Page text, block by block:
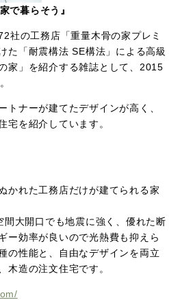
で暮らそう』
社の工務店「重量木骨の家プレミ
た「耐震構法 SE構法」による高級
家」を紹介する雑誌として、2015
トナーが建てたデザインが高く、
宅を紹介しています。
かれた工務店だけが建てられる家
大開口でも地震に強く、優れた断
ー効率が良いので光熱費も抑えら
の性能と、自由なデザインを両立
木造の注文住宅です。